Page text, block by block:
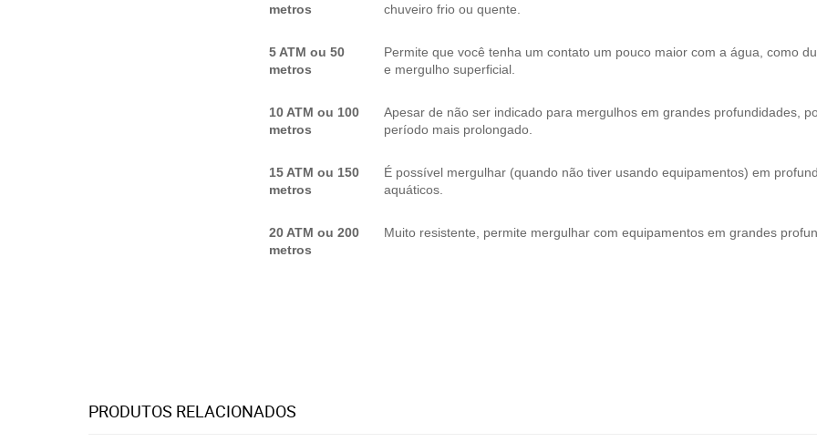
metros
chuveiro frio ou quente.
5 ATM ou 50
metros
Permite que você tenha um contato um pouco maior com a água, como
e mergulho superficial.
10 ATM ou 100
metros
Apesar de não ser indicado para mergulhos em grandes profundidades,
período mais prolongado.
15 ATM ou 150
metros
É possível mergulhar (quando não tiver usando equipamentos) em
aquáticos.
20 ATM ou 200
metros
Muito resistente, permite mergulhar com equipamentos em grandes
PRODUTOS RELACIONADOS